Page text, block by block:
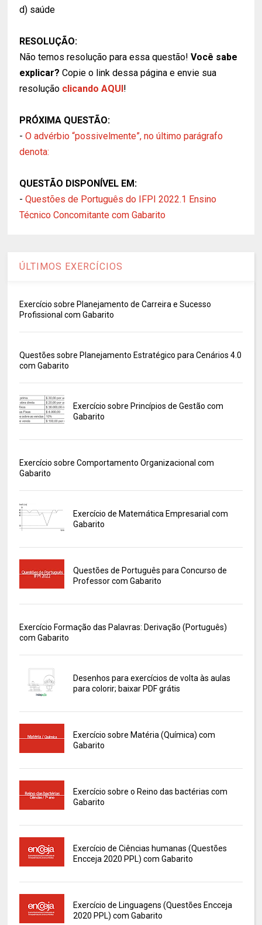
d) saúde
RESOLUÇÃO:
Não temos resolução para essa questão!Você sabe
explicar? Copie o link dessa página e envie sua
resolução clicando AQUI!
PRÓXIMA QUESTÃO:
-O advérbio “possivelmente”, no último parágrafo
denota:
QUESTÃO DISPONÍVEL EM:
-Questões de Português do IFPI 2022.1 Ensino
Técnico Concomitante com Gabarito
ÚLTIMOS EXERCÍCIOS
Exercício sobre Planejamento de Carreira e Sucesso
Profissional com Gabarito
Questões sobre Planejamento Estratégico para Cenários 4.0
com Gabarito
Exercício sobre Princípios de Gestão com
Gabarito
Exercício sobre Comportamento Organizacional com
Gabarito
Exercício de Matemática Empresarial com
Gabarito
Questões de Português para Concurso de
Professor com Gabarito
Exercício Formação das Palavras: Derivação (Português)
com Gabarito
Desenhos para exercícios de volta às aulas
para colorir; baixar PDF grátis
Exercício sobre Matéria (Química) com
Gabarito
Exercício sobre o Reino das bactérias com
Gabarito
Exercício de Ciências humanas (Questões
Encceja 2020 PPL) com Gabarito
Exercício de Linguagens (Questões Encceja
2020 PPL) com Gabarito